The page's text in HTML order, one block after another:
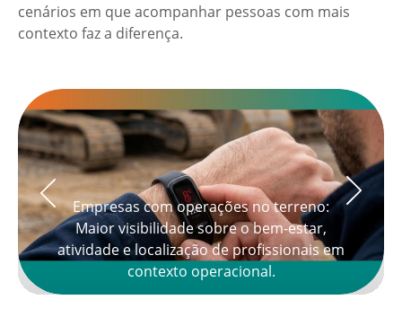
cenários em que acompanhar pessoas com mais
contexto faz a diferença.
com operações no terreno:
sobre o bem-estar,
localização de profissionais em
contexto operacional.
Hospitais e